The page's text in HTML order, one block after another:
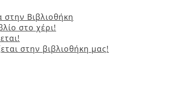
Βιβλιοθήκη
στο χέρι!
στην βιβλιοθήκη μας!